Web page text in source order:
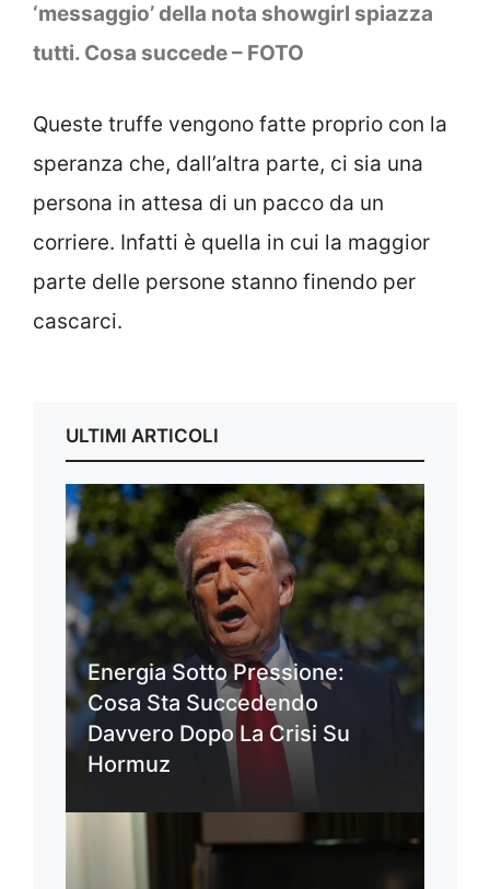
‘messaggio’ della nota showgirl spiazza
tutti. Cosa succede – FOTO
Queste truffe vengono fatte proprio con la
speranza che, dall’altra parte, ci sia una
persona in attesa di un pacco da un
corriere. Infatti è quella in cui la maggior
parte delle persone stanno finendo per
cascarci.
ULTIMI ARTICOLI
Energia Sotto Pressione:
Cosa Sta Succedendo
Davvero Dopo La Crisi Su
Hormuz